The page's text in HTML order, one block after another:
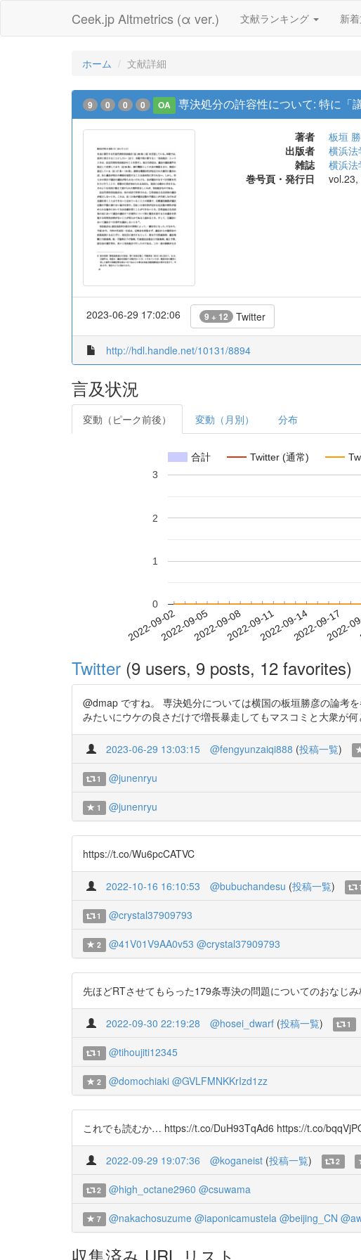
Ceek.jp Altmetrics (α ver.) 文献ランキング 新
ホーム 文献詳細
9 0 0 0 OA 専決処分の許容性について: 特に「
著者
板垣
出版者
横浜法
雑誌
横浜法
巻号頁・発行日
2023-06-29 17:02:06 9 + 12 Twitter
http://hdl.handle.net/10131/8894
言及状況
変動（ピーク前後） 変動（月別） 分布
合計 Twitter (通常)
2022-09-022022-09-052022-09-082022-09-112022-09-142022-09-17
2022-
0
1
2
3
Twitter (9 users, 9 posts, 12 favorites)
@dmap ですね。 専決処分については横国の板垣勝彦の論考
みたいにウケの良さだけで増長暴走してもマスコミと大衆が
2023-06-29 13:03:15 @fengyunzaiqi888 (投稿一覧)
1 @junenryu
1 @junenryu
https://t.co/Wu6pcCATVC
2022-10-16 16:10:53 @bubuchandesu (投稿一覧) 1
1 @crystal37909793
2 @41V01V9AA0v53 @crystal37909793
先ほどRTさせてもらった179条専決の問題についてのおなじ
2022-09-30 22:19:28 @hosei_dwarf (投稿一覧) 1
1 @tihoujiti12345
2 @domochiaki @GVLFMNKKrIzd1zz
これでも読むか… https://t.co/DuH93TqAd6 https://t.co/
2022-09-29 19:07:36 @koganeist (投稿一覧) 2
2 @high_octane2960 @csuwama
7 @nakachosuzume @iaponicamustela @beijing_CN